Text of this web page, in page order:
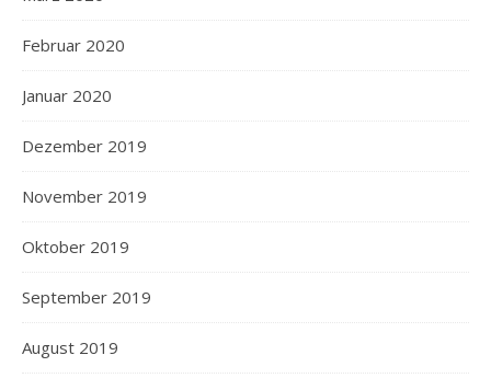
Februar 2020
Januar 2020
Dezember 2019
November 2019
Oktober 2019
September 2019
August 2019